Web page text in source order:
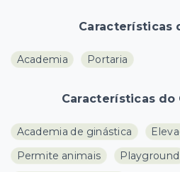
Características
Academia Portaria
Características
Academia de ginástica
Permite animais
Playground